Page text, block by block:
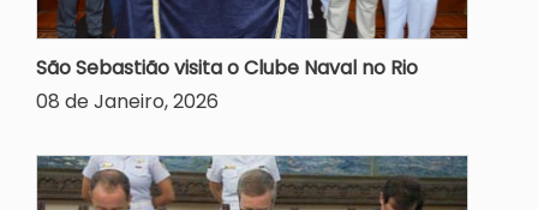
São Sebastião visita o Clube Naval no Rio
08 de Janeiro, 2026